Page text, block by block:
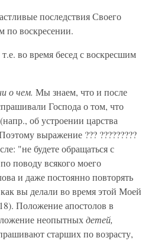
последствия Своего
по воскресении.
во время бесед с воскресшим
о чем. Мы знаем, что и после
Господа о том, что
об устроении царства
выражение ??? ?????????
"не будете обращаться с
поводу всякого моего
и даже постоянно повторять
вы делали во время этой Моей
Положение апостолов в
неопытныхдетей,
старших по возрасту,